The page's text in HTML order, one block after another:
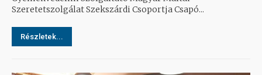
Szeretetszolgálat Szekszárdi Csoportja Csapó...
Részletek...